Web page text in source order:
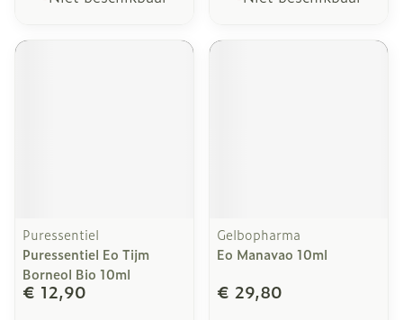
Puressentiel
Puressentiel Eo Tijm
Borneol Bio 10ml
€ 12,90
Gelbopharma
Eo Manavao 10ml
€ 29,80